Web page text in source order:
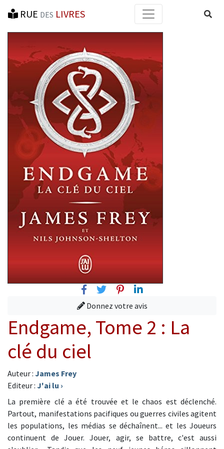
RUE DES LIVRES
FacebookTwitterPinterest
Linkedin
Donnez votre avis
Endgame, Tome 2 : La
clé du ciel
Auteur : James Frey
Editeur : J'ai lu ›
La première clé a été trouvée et le chaos est déclenché.
Partout, manifestations pacifiques ou guerres civiles agitent
les populations, les médias se déchaînent... et les Joueurs
continuent de Jouer. Jouer, agir, se battre, c'est aussi